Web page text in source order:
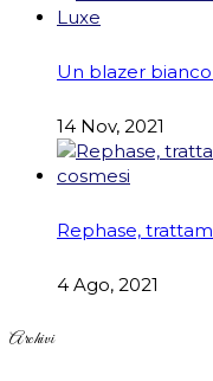
Un blazer
14 Nov, 2021
Rephase,
4 Ago, 2021
Archivi